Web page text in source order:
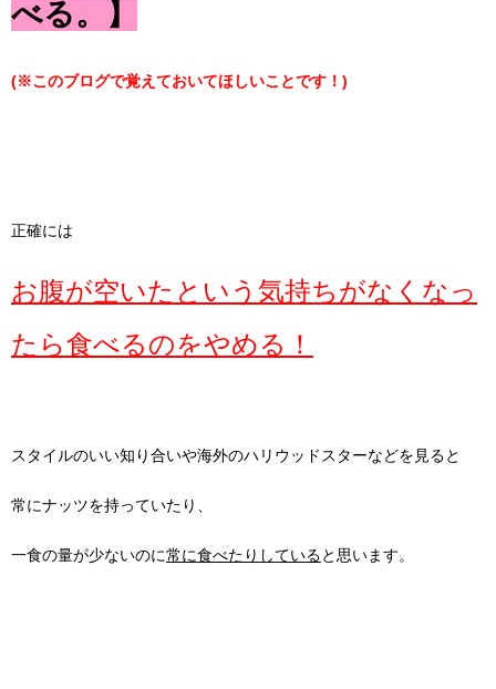
べる。】
(※このブログで覚えておいてほしいことです！)
正確には
お腹が空いたという気持ちがなくなっ
たら食べるのをやめる！
スタイルのいい知り合いや海外のハリウッドスターなどを見ると
常にナッツを持っていたり、
一食の量が少ないのに常に食べたりしていると思います。